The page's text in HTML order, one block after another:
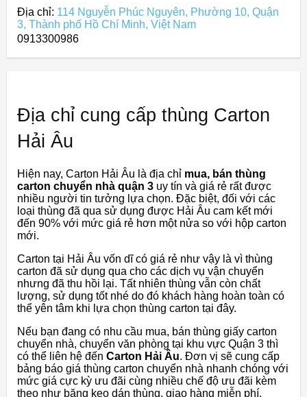
Địa chỉ: 114 Nguyễn Phúc Nguyên, Phường 10, Quận
3, Thành phố Hồ Chí Minh, Việt Nam
0913300986
Địa chỉ cung cấp thùng Carton
Hải Âu
Hiện nay, Carton Hải Âu là địa chỉ mua, bán thùng
carton chuyển nhà quận 3 uy tín và giá rẻ rất được
nhiều người tin tưởng lựa chọn. Đặc biệt, đối với các
loại thùng đã qua sử dụng được Hải Âu cam kết mới
đến 90% với mức giá rẻ hơn một nửa so với hộp carton
mới.
Carton tại Hải Âu vốn dĩ có giá rẻ như vậy là vì thùng
carton đã sử dụng qua cho các dịch vụ vận chuyển
nhưng đã thu hồi lại. Tất nhiên thùng vẫn còn chất
lượng, sử dụng tốt nhé do đó khách hàng hoàn toàn có
thể yên tâm khi lựa chọn thùng carton tại đây.
Nếu bạn đang có nhu cầu mua, bán thùng giấy carton
chuyển nhà, chuyển văn phòng tại khu vực Quận 3 thì
có thể liên hệ đến Carton Hải Âu. Đơn vị sẽ cung cấp
bảng báo giá thùng carton chuyển nhà nhanh chóng với
mức giá cực kỳ ưu đãi cùng nhiều chế độ ưu đãi kèm
theo như băng keo dán thùng, giao hàng miễn phí.